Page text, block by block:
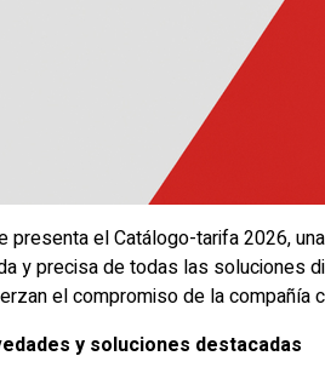
presenta el Catálogo-tarifa 2026,
y precisa de todas las soluciones
el compromiso de la compañía
y soluciones destacadas